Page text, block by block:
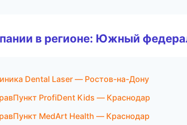
в регионе: Южный
Dental Laser — Ростов-на-Дону
ProfiDent Kids — Краснодар
MedArt Health — Краснодар